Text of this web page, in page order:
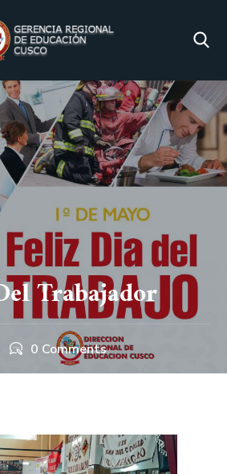
Trabajador
0 Comments